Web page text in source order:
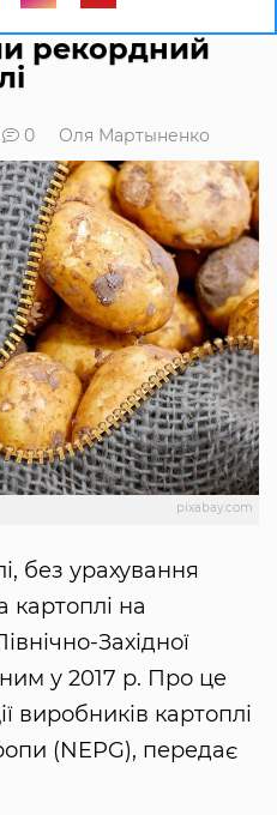
рекордний
0 Оля Мартыненко
pixabay.com
без урахування
картоплі на
Західної
у 2017 р. Про це
виробників картоплі
(NEPG), передає